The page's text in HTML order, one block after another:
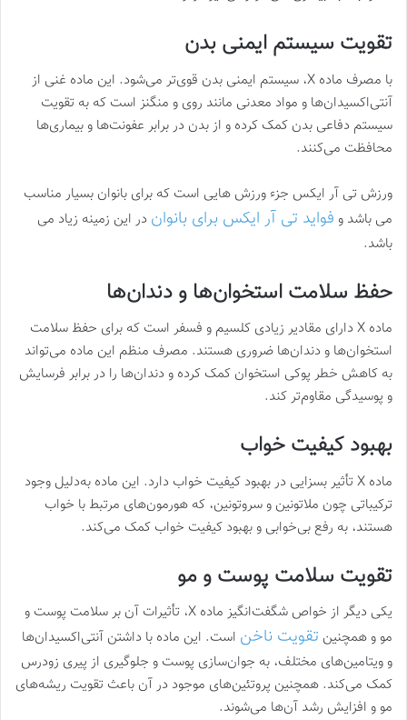
تقویت سیستم ایمنی بدن
با مصرف ماده X، سیستم ایمنی بدن قوی‌تر می‌شود. این ماده غنی از
آنتی‌اکسیدان‌ها و مواد معدنی مانند روی و منگنز است که به تقویت
سیستم دفاعی بدن کمک کرده و از بدن در برابر عفونت‌ها و بیماری‌ها
محافظت می‌کنند​​.
ورزش تی آر ایکس جزء ورزش هایی است که برای بانوان بسیار مناسب
می باشد و فواید تی آر ایکس برای بانوان در این زمینه زیاد می
باشد.
حفظ سلامت استخوان‌ها و دندان‌ها
ماده X دارای مقادیر زیادی کلسیم و فسفر است که برای حفظ سلامت
استخوان‌ها و دندان‌ها ضروری هستند. مصرف منظم این ماده می‌تواند
به کاهش خطر پوکی استخوان کمک کرده و دندان‌ها را در برابر فرسایش
و پوسیدگی مقاوم‌تر کند​.
بهبود کیفیت خواب
ماده X تأثیر بسزایی در بهبود کیفیت خواب دارد. این ماده به‌دلیل وجود
ترکیباتی چون ملاتونین و سروتونین، که هورمون‌های مرتبط با خواب
هستند، به رفع بی‌خوابی و بهبود کیفیت خواب کمک می‌کند​.
تقویت سلامت پوست و مو
یکی دیگر از خواص شگفت‌انگیز ماده X، تأثیرات آن بر سلامت پوست و
مو و همچنین تقویت ناخن است. این ماده با داشتن آنتی‌اکسیدان‌ها
و ویتامین‌های مختلف، به جوان‌سازی پوست و جلوگیری از پیری زودرس
کمک می‌کند. همچنین پروتئین‌های موجود در آن باعث تقویت ریشه‌های
مو و افزایش رشد آن‌ها می‌شوند​.